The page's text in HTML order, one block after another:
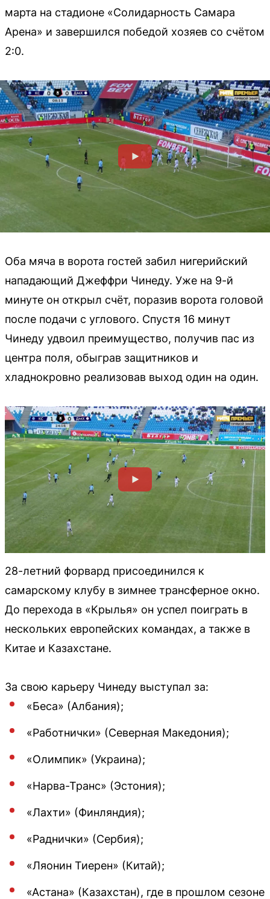
марта на стадионе «Солидарность Самара
Арена» и завершился победой хозяев со счётом
2:0.
Оба мяча в ворота гостей забил нигерийский
нападающий Джеффри Чинеду. Уже на 9-й
минуте он открыл счёт, поразив ворота головой
после подачи с углового. Спустя 16 минут
Чинеду удвоил преимущество, получив пас из
центра поля, обыграв защитников и
хладнокровно реализовав выход один на один.
28-летний форвард присоединился к
самарскому клубу в зимнее трансферное окно.
До перехода в «Крылья» он успел поиграть в
нескольких европейских командах, а также в
Китае и Казахстане.
За свою карьеру Чинеду выступал за:
«Беса» (Албания);
«Работнички» (Северная Македония);
«Олимпик» (Украина);
«Нарва-Транс» (Эстония);
«Лахти» (Финляндия);
«Раднички» (Сербия);
«Ляонин Тиерен» (Китай);
«Астана» (Казахстан), где в прошлом сезоне